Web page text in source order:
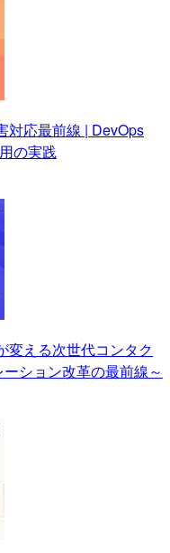
対応最前線 | DevOps
の実践
変える次世代コンタク
ション改革の最前線～